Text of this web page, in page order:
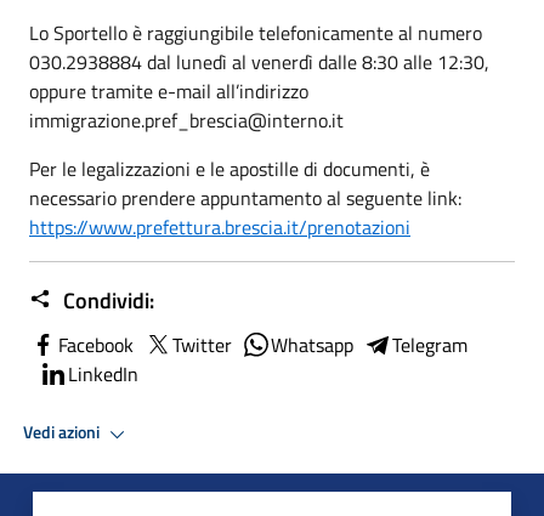
Lo Sportello è raggiungibile telefonicamente al numero
030.2938884 dal lunedì al venerdì dalle 8:30 alle 12:30,
oppure tramite e-mail all’indirizzo
immigrazione.pref_brescia@interno.it
Per le legalizzazioni e le apostille di documenti, è
necessario prendere appuntamento al seguente link:
https://www.prefettura.brescia.it/prenotazioni
Condividi:
Facebook Twitter Whatsapp
Telegram
LinkedIn
Vedi azioni